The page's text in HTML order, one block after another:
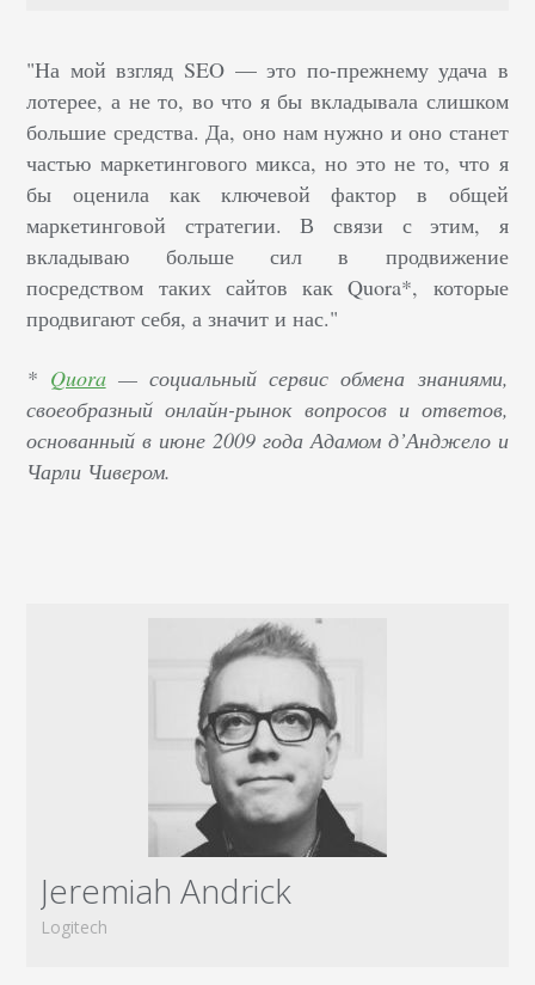
"На мой взгляд SEO — это по-прежнему удача в
лотерее, а не то, во что я бы вкладывала слишком
большие средства. Да, оно нам нужно и оно станет
частью маркетингового микса, но это не то, что я
бы оценила как ключевой фактор в общей
маркетинговой стратегии. В связи с этим, я
вкладываю больше сил в продвижение
посредством таких сайтов как Quora*, которые
продвигают себя, а значит и нас."
* Quora— социальный сервис обмена знаниями,
своеобразный онлайн-рынок вопросов и ответов,
основанный в июне 2009 года Адамом д’Анджело и
Чарли Чивером.
Jeremiah Andrick
Logitech